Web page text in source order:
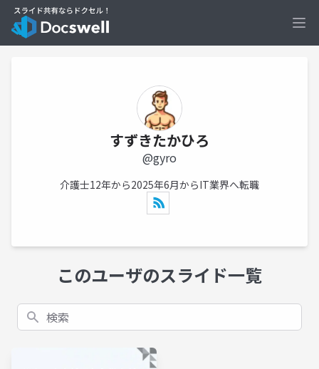
すずきたかひろ
@gyro
介護士12年から2025年6月からIT業界へ転職
このユーザのスライド一覧
検索